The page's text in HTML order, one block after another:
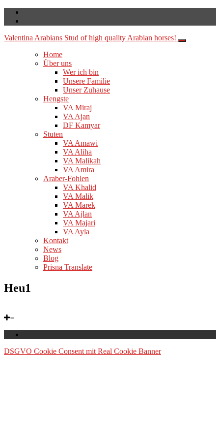
Valentina Arabians Stud of high quality Arabian horses!
Home
Über uns
Wer ich bin
Unsere Familie
Unser Zuhause
Hengste
VA Miraj
VA Ajan
DF Kamyar
Stuten
VA Amawi
VA Aliha
VA Malikah
VA Amira
Araber-Fohlen
VA Khalid
VA Malik
VA Marek
VA Ajlan
VA Majari
VA Ayla
Kontakt
News
Blog
Prisna Translate
Heu1
DSGVO Cookie Consent mit Real Cookie Banner